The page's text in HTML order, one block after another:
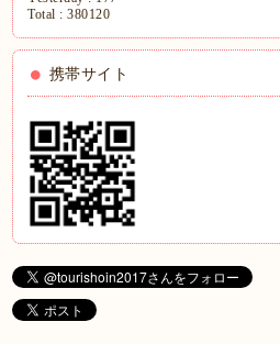
Total :380120
携帯サイト